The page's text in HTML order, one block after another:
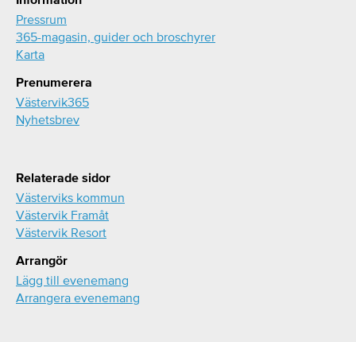
Pressrum
365-magasin, guider och broschyrer
Karta
Prenumerera
Västervik365
Nyhetsbrev
Relaterade sidor
Västerviks kommun
Västervik Framåt
Västervik Resort
Arrangör
Lägg till evenemang
Arrangera evenemang